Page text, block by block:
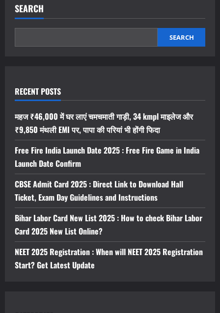
SEARCH
SEARCH
RECENT POSTS
महज ₹46,000 में घर लाएं चमचमाती गाड़ी, 34 kmpl माइलेज और
₹9,850 मंथली EMI पर, पापा की परियां भी होंगी फिदा
Free Fire India Launch Date 2025 : Free Fire Game in India
Launch Date Confirm
CBSE Admit Card 2025 : Direct Link to Download Hall
Ticket, Exam Day Guidelines and Instructions
Bihar Labor Card New List 2025 : How to check Bihar Labor
Card 2025 New List Online?
NEET 2025 Registration : When will NEET 2025 Registration
Start? Get Latest Update